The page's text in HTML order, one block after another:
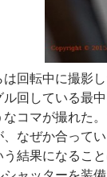
は回転中に撮影
ル回している最
なコマが撮れた
なぜか合って
う結果になるこ